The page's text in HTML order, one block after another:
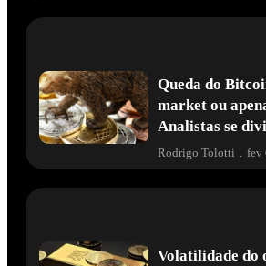
Queda do
market ou
Analistas se
Rodrigo Tolotti . fev
Volatilidade do